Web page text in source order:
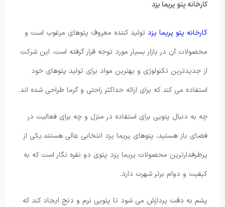
کارخانه پتو پریما یزد
کارخانه پتو پریما یزد تولید کننده معروف پتوهای مرغوب است و
محصولات آن در بازار بسیار مورد توجه قرار گرفته است. این شرکت
از جدیدترین تکنولوژی و بهترین مواد برای تولید پتوهای خود
استفاده می کند که برای ارائه حداکثر راحتی و گرما طراحی شده اند.
چه به دنبال پتویی برای استفاده در منزل و چه برای فعالیت در
فضای باز هستید، پتوهای پریما یزد انتخابی عالی هستند. یکی از
پرطرفدارترین محصولات پریما یزد پتوی دو نفره نگار است که به
کیفیت و دوام برتر شهرت دارد.
پشم به دقت پردازش می شود تا پتویی نرم و دنج ایجاد کند که